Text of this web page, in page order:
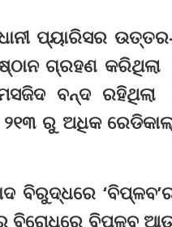
ପ୍ୟାରିସର
ଗ୍ରହଣ କରିଥିଲା
ବନ୍ଦ ରହିଥିଲା
୨୧୩ ରୁ ଅଧିକ
ବିରୁଦ୍ଧରେ
ବିରୋଧରେ ବିପ୍ଳବ